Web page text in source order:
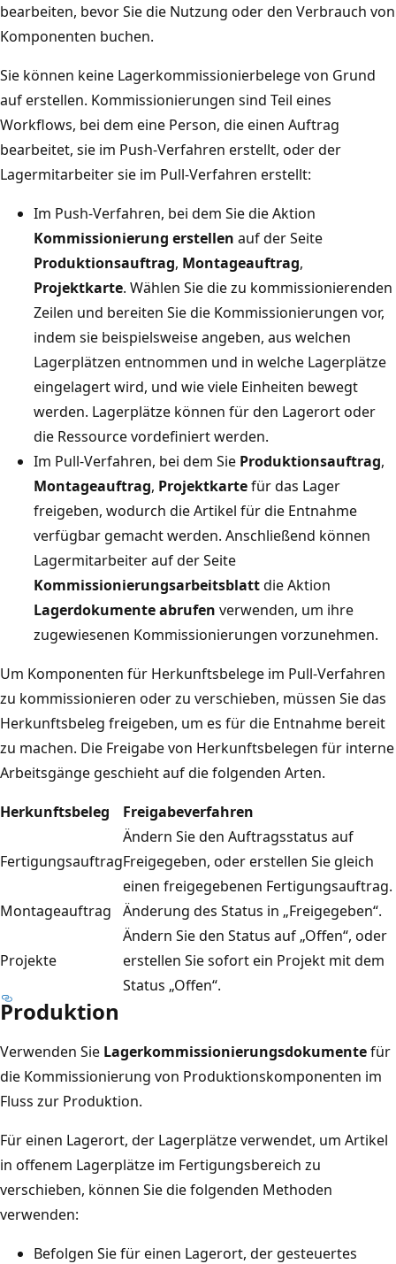
bearbeiten, bevor Sie die Nutzung oder den Verbrauch von
Komponenten buchen.
Sie können keine Lagerkommissionierbelege von Grund
auf erstellen. Kommissionierungen sind Teil eines
Workflows, bei dem eine Person, die einen Auftrag
bearbeitet, sie im Push-Verfahren erstellt, oder der
Lagermitarbeiter sie im Pull-Verfahren erstellt:
Im Push-Verfahren, bei dem Sie die Aktion
Kommissionierung erstellen auf der Seite
Produktionsauftrag, Montageauftrag,
Projektkarte. Wählen Sie die zu kommissionierenden
Zeilen und bereiten Sie die Kommissionierungen vor,
indem sie beispielsweise angeben, aus welchen
Lagerplätzen entnommen und in welche Lagerplätze
eingelagert wird, und wie viele Einheiten bewegt
werden. Lagerplätze können für den Lagerort oder
die Ressource vordefiniert werden.
Im Pull-Verfahren, bei dem Sie Produktionsauftrag,
Montageauftrag, Projektkartefür das Lager
freigeben, wodurch die Artikel für die Entnahme
verfügbar gemacht werden. Anschließend können
Lagermitarbeiter auf der Seite
Kommissionierungsarbeitsblattdie Aktion
Lagerdokumente abrufen verwenden, um ihre
zugewiesenen Kommissionierungen vorzunehmen.
Um Komponenten für Herkunftsbelege im Pull-Verfahren
zu kommissionieren oder zu verschieben, müssen Sie das
Herkunftsbeleg freigeben, um es für die Entnahme bereit
zu machen. Die Freigabe von Herkunftsbelegen für interne
Arbeitsgänge geschieht auf die folgenden Arten.
Herkunftsbeleg
Freigabeverfahren
Fertigungsauftrag
Ändern Sie den Auftragsstatus auf
Freigegeben, oder erstellen Sie gleich
einen freigegebenen Fertigungsauftrag.
Montageauftrag
Änderung des Status in „Freigegeben“.
Projekte
Ändern Sie den Status auf „Offen“, oder
erstellen Sie sofort ein Projekt mit dem
Status „Offen“.
Produktion
Verwenden Sie Lagerkommissionierungsdokumentefür
die Kommissionierung von Produktionskomponenten im
Fluss zur Produktion.
Für einen Lagerort, der Lagerplätze verwendet, um Artikel
in offenem Lagerplätze im Fertigungsbereich zu
verschieben, können Sie die folgenden Methoden
verwenden:
Befolgen Sie für einen Lagerort, der gesteuertes